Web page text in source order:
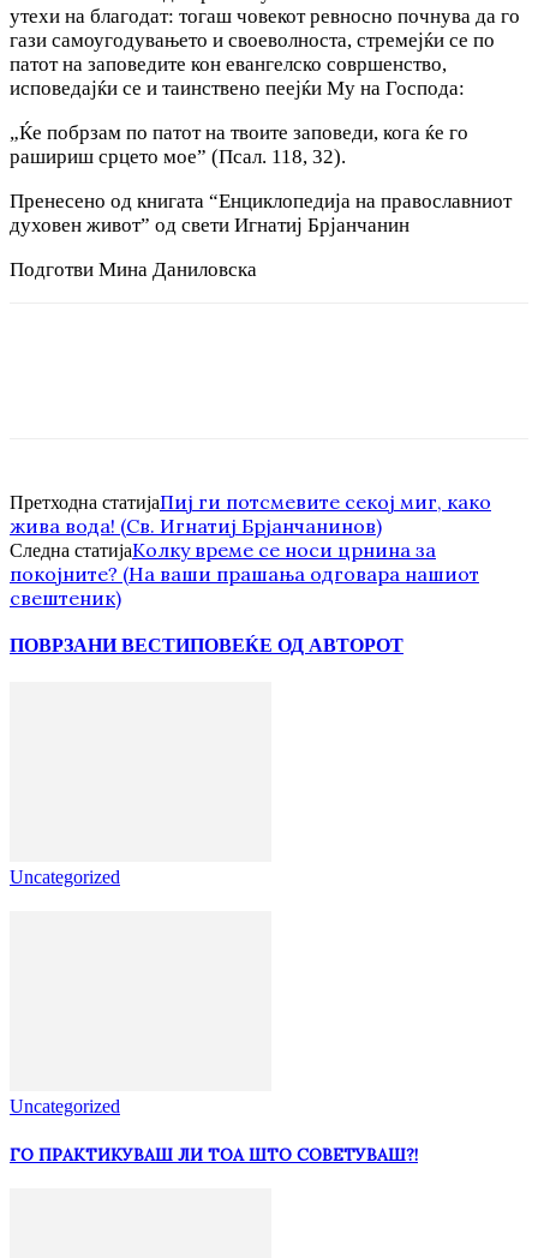
утехи на благодат: тогаш човекот ревносно почнува да го
гази самоугодувањето и своеволноста, стремејќи се по
патот на заповедите кон евангелско совршенство,
исповедајќи се и таинствено пеејќи My на Господа:
„Ќе побрзам по патот на твоите заповеди, кога ќе го
рашириш срцето мое” (Псал. 118, 32).
Пренесено од книгата “Енциклопедија на православниот
духовен живот” од свети Игнатиј Брјанчанин
Подготви Мина Даниловска
Претходна статијаПиј ги потсмевите секој миг, како
жива вода! (Св. Игнатиј Брјанчанинов)
Следна статијаКолку време се носи црнина за
покојните? (На ваши прашања одговара нашиот
свештеник)
ПОВРЗАНИ ВЕСТИПОВЕЌЕ ОД АВТОРОТ
Uncategorized
Uncategorized
ГО ПРАКТИКУВАШ ЛИ ТОА ШТО СОВЕТУВАШ?!